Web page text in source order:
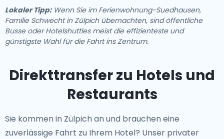
Lokaler Tipp:Wenn Sie im Ferienwohnung-Suedhausen,
Familie Schwecht in Zülpich übernachten, sind öffentliche
Busse oder Hotelshuttles meist die effizienteste und
günstigste Wahl für die Fahrt ins Zentrum.
Direkttransfer zu Hotels und
Restaurants
Sie kommen in Zülpich an und brauchen eine
zuverlässige Fahrt zu Ihrem Hotel? Unser privater